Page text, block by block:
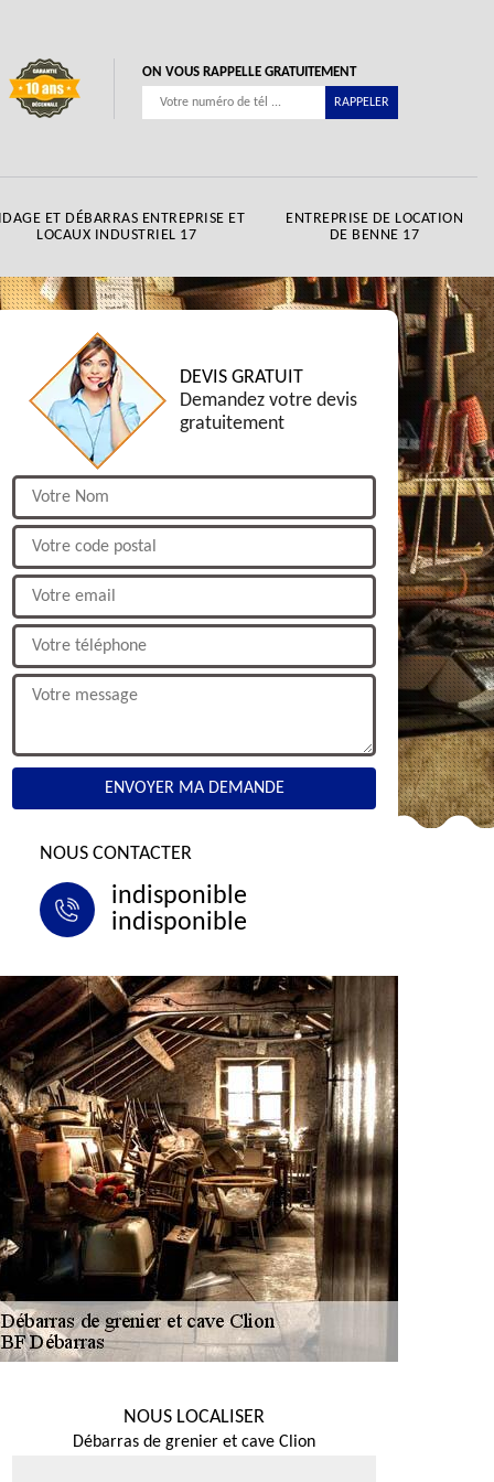
ON VOUS RAPPELLE GRATUITEMENT
ET DÉBARRAS ENTREPRISE ET
LOCAUX INDUSTRIEL 17
ENTREPRISE DE LOCATION
DE BENNE 17
DEVIS GRATUIT
Demandez votre devis
gratuitement
NOUS CONTACTER
indisponible
indisponible
NOUS LOCALISER
Débarras de grenier et cave Clion